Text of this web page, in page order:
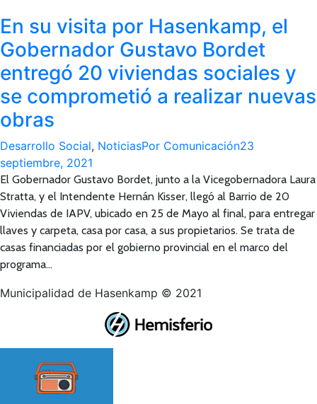
En su visita por Hasenkamp, el
Gobernador Gustavo Bordet
entregó 20 viviendas sociales y
se comprometió a realizar nuevas
obras
Desarrollo Social, NoticiasPor Comunicación23
septiembre, 2021
El Gobernador Gustavo Bordet, junto a la Vicegobernadora Laura
Stratta, y el Intendente Hernán Kisser, llegó al Barrio de 20
Viviendas de IAPV, ubicado en 25 de Mayo al final, para entregar
llaves y carpeta, casa por casa, a sus propietarios. Se trata de
casas financiadas por el gobierno provincial en el marco del
programa…
Municipalidad de Hasenkamp © 2021
Tienda